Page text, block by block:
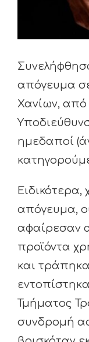
απόγευμα
Χανίων, από
ημεδαποί
Ειδικότερα,
απόγευμα,
αφαίρεσαν
προϊόντα
και
Τμήματος
συνδρομή